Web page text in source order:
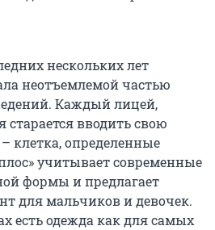
нескольких лет
неотъемлемой частью
Каждый лицей,
вводить свою
клетка, определенные
учитывает современные
формы и предлагает
для мальчиков и девочек.
есть одежда как для самых